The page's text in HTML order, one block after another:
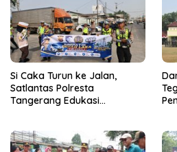
Si Caka Turun ke Jalan,
Satlantas Polresta
Tangerang Edukasi